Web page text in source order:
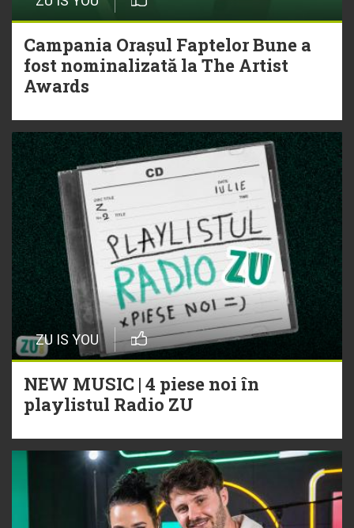
Campania Orașul Faptelor Bune a
fost nominalizată la The Artist
Awards
ZU IS YOU
NEW MUSIC | 4 piese noi în
playlistul Radio ZU